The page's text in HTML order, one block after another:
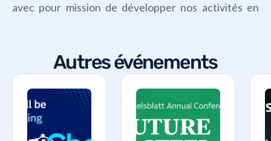
avec pour mission de développer nos activités en
Autres événements